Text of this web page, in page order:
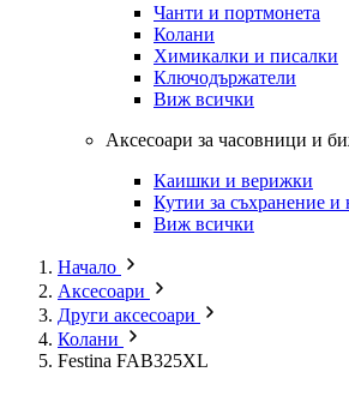
Чанти и портмонета
Колани
Химикалки и писалки
Ключодържатели
Виж всички
Аксесоари за часовници и
Каишки и верижки
Кутии за съхранение и
Виж всички
Начало
Аксесоари
Други аксесоари
Колани
Festina FAB325XL